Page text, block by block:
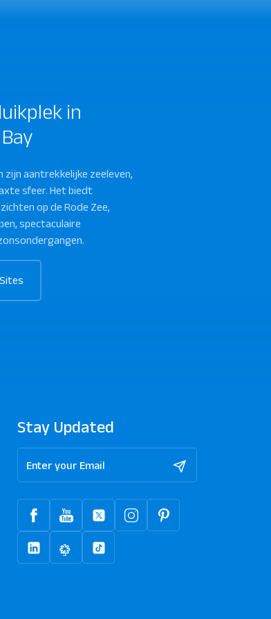
in
aantrekkelijke zeeleven,
sfeer. Het biedt
op de Rode Zee,
spectaculaire
Stay Updated